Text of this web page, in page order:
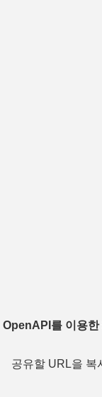
OpenAPI를 이용한
공유할 URL을 복